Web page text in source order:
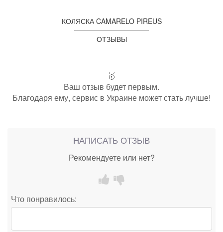
КОЛЯСКА CAMARELO PIREUS
ОТЗЫВЫ
🥇
Ваш отзыв будет первым.
Благодаря ему, сервис в Украине может стать лучше!
НАПИСАТЬ ОТЗЫВ
Рекомендуете или нет?
Что понравилось: